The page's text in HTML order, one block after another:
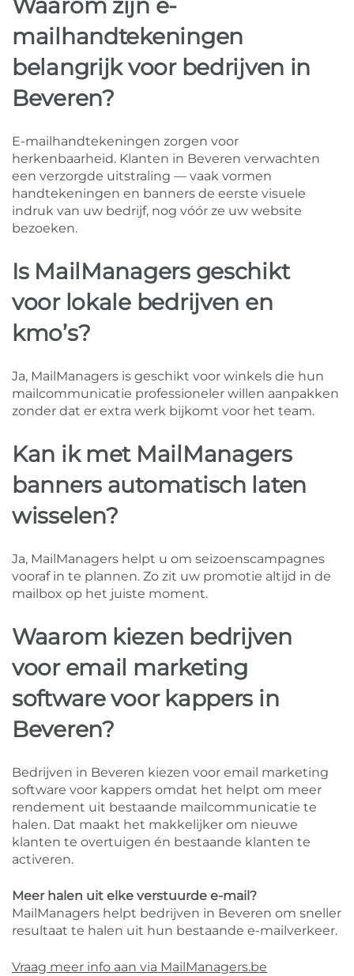
Waarom zijn e-
mailhandtekeningen
belangrijk voor bedrijven in
Beveren?
E-mailhandtekeningen zorgen voor
herkenbaarheid. Klanten in Beveren verwachten
een verzorgde uitstraling — vaak vormen
handtekeningen en banners de eerste visuele
indruk van uw bedrijf, nog vóór ze uw website
bezoeken.
Is MailManagers geschikt
voor lokale bedrijven en
kmo’s?
Ja, MailManagers is geschikt voor winkels die hun
mailcommunicatie professioneler willen aanpakken
zonder dat er extra werk bijkomt voor het team.
Kan ik met MailManagers
banners automatisch laten
wisselen?
Ja, MailManagers helpt u om seizoenscampagnes
vooraf in te plannen. Zo zit uw promotie altijd in de
mailbox op het juiste moment.
Waarom kiezen bedrijven
voor email marketing
software voor kappers in
Beveren?
Bedrijven in Beveren kiezen voor email marketing
software voor kappers omdat het helpt om meer
rendement uit bestaande mailcommunicatie te
halen. Dat maakt het makkelijker om nieuwe
klanten te overtuigen én bestaande klanten te
activeren.
Meer halen uit elke verstuurde e-mail?
MailManagers helpt bedrijven in Beveren om sneller
resultaat te halen uit hun bestaande e-mailverkeer.
Vraag meer info aan via MailManagers.be